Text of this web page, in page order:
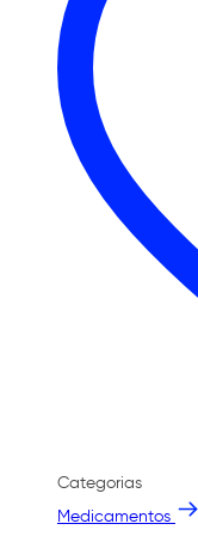
Categorias
Medicamentos